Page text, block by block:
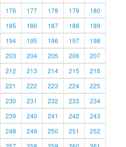
176 177 178 179
180
185 186 187 188
189
194 195 196 197
198
203 204 205 206
207
212 213 214 215
216
221 222 223 224
225
230 231 232 233
234
239 240 241 242
243
248 249 250 251
252